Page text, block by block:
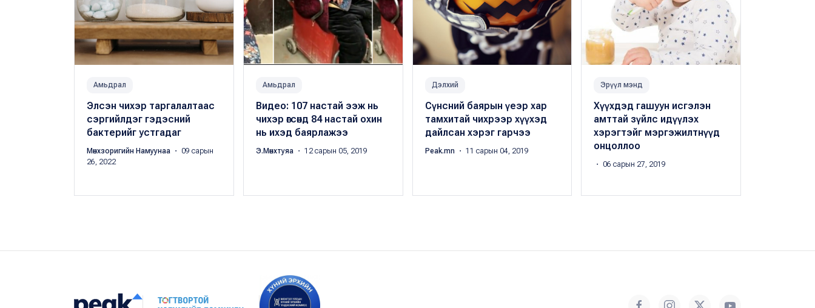
Амьдрал
Элсэн чихэр таргалалтаас
сэргийлдэг гэдэсний
бактерийг устгадаг
Мөнхзоригийн Намуунаа ・ 09 сарын
26, 2022
Амьдрал
Видео: 107 настай ээж нь
чихэр өгсөнд 84 настай охин
нь ихэд баярлажээ
Э.Мөнхтуяа ・ 12 сарын 05, 2019
Дэлхий
Сүнсний баярын үеэр хар
тамхитай чихрээр хүүхэд
дайлсан хэрэг гарчээ
Peak.mn ・ 11 сарын 04, 2019
Эрүүл мэнд
Хүүхдэд гашуун исгэлэн
амттай зүйлс идүүлэх
хэрэгтэйг мэргэжилтнүүд
онцоллоо
・ 06 сарын 27, 2019